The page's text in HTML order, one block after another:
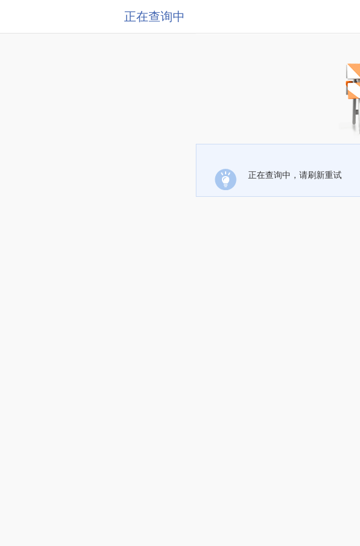
正在查询中
正在查询中，请刷新重试